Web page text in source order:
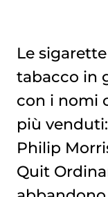
Le
tabacco in
con i nomi
più
Philip
Quit